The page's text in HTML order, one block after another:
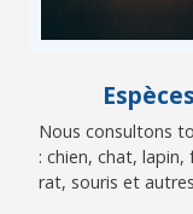
Nous consultons
: chien, chat,
rat, souris et